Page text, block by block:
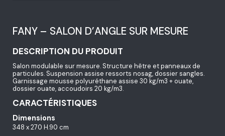
FANY – SALON D’ANGLE SUR MESURE
DESCRIPTION DU PRODUIT
Salon modulable sur mesure. Structure hêtre et panneaux de
particules. Suspension assise ressorts nosag, dossier sangles.
Garnissage mousse polyuréthane assise 30 kg/m3 + ouate,
dossier ouate, accoudoirs 20 kg/m3.
CARACTÉRISTIQUES
Dimensions
348 x 270 H.90 cm